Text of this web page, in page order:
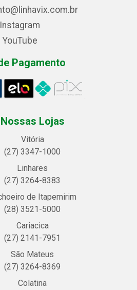
Instagram
YouTube
Pagamento
Nossas Lojas
Vitória
(27) 3347-1000
Linhares
(27) 3264-8383
de Itapemirim
(28) 3521-5000
Cariacica
(27) 2141-7951
São Mateus
(27) 3264-8369
Colatina